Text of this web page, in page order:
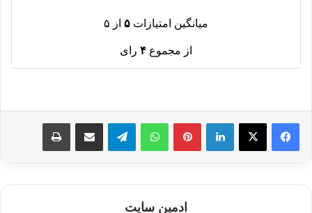
میانگین امتیازات ۵ از ۵
از مجموع ۴ رای
لینکدین پینترستواتس آپ تلگرام اشتراک گذاری از طریق ایمیل چاپ
ادمین سایت